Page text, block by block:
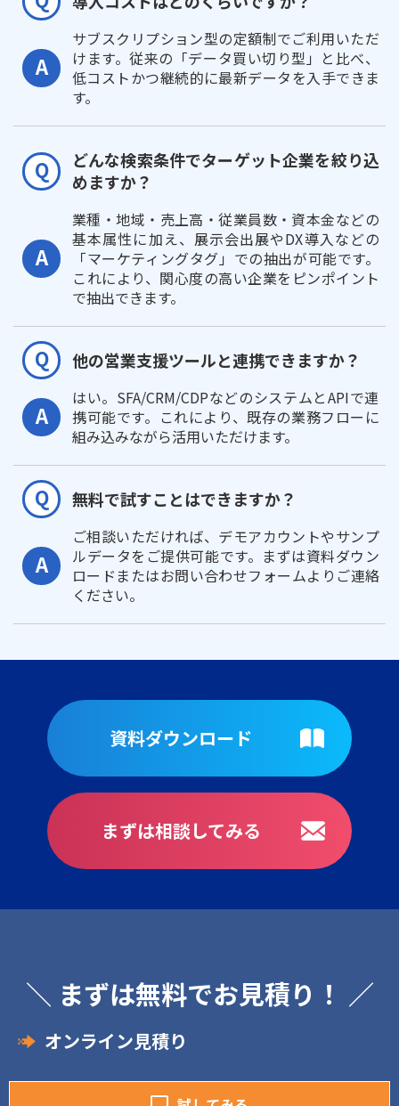
サブスクリプション型の定額制でご利用いただ
けます。従来の「データ買い切り型」と比べ、
低コストかつ継続的に最新データを入手できま
す。
どんな検索条件でターゲット企業を絞り込
めますか？
業種・地域・売上高・従業員数・資本金などの
基本属性に加え、展示会出展やDX導入などの
「マーケティングタグ」での抽出が可能です。
これにより、関心度の高い企業をピンポイント
で抽出できます。
他の営業支援ツールと連携できますか？
はい。SFA/CRM/CDPなどのシステムとAPIで連
携可能です。これにより、既存の業務フローに
組み込みながら活用いただけます。
無料で試すことはできますか？
ご相談いただければ、デモアカウントやサンプ
ルデータをご提供可能です。まずは資料ダウン
ロードまたはお問い合わせフォームよりご連絡
ください。
資料ダウンロード
まずは相談してみる
＼ まずは無料でお見積り！ ／
オンライン見積り